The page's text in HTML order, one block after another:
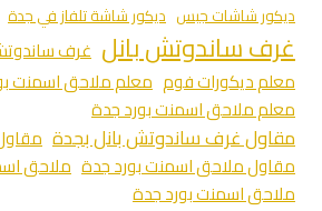
ديكور شاشات جبس ديكور شاشة تلفاز في جدة
غرف ساندوتش بانل غرف
معلم ديكورات فوم معلم ملاحق اسمنت
معلم ملاحق اسمنت بورد جدة
مقاول غرف ساندوتش بانل بجدة
مقاول ملاحق اسمنت بورد جدة ملاحق
ملاحق اسمنت بورد جدة